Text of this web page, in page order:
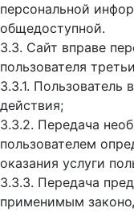
персональной
общедоступной.
3.3. Сайт вправе
пользователя
3.3.1. Пользователь
действия;
3.3.2. Передача
пользователем
оказания услуги
3.3.3. Передача
применимым